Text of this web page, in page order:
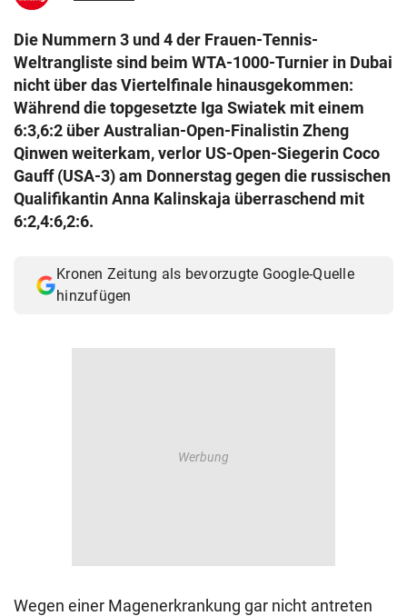
search
eingeben
© Krone Multimedia GmbH & Co KG 2026
Muthgasse 2, 1190 Wien
Die Nummern 3 und 4 der Frauen-Tennis-
Weltrangliste sind beim WTA-1000-Turnier in Dubai
nicht über das Viertelfinale hinausgekommen:
Während die topgesetzte Iga Swiatek mit einem
6:3,6:2 über Australian-Open-Finalistin Zheng
Qinwen weiterkam, verlor US-Open-Siegerin Coco
Gauff (USA-3) am Donnerstag gegen die russischen
Qualifikantin Anna Kalinskaja überraschend mit
6:2,4:6,2:6.
Kronen Zeitung als bevorzugte Google-Quelle
hinzufügen
Wegen einer Magenerkrankung gar nicht antreten